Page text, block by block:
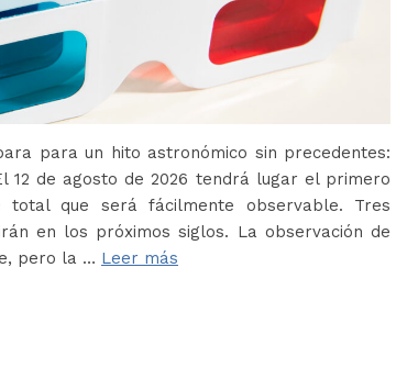
para un hito astronómico sin precedentes:
12 de agosto de 2026 tendrá lugar el primero
que será fácilmente observable. Tres
en los próximos siglos. La observación de
pero la … Leer más